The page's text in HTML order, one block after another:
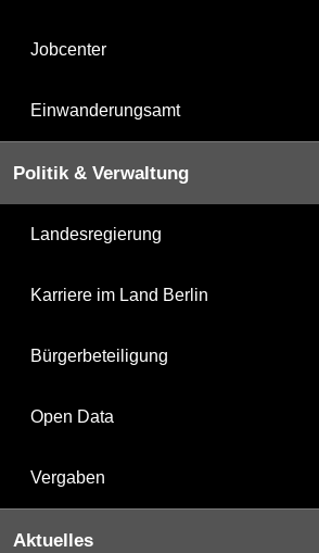
Jobcenter
Einwanderungsamt
Politik & Verwaltung
Landesregierung
Karriere im Land Berlin
Bürgerbeteiligung
Open Data
Vergaben
Aktuelles